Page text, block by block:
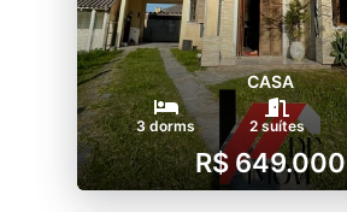
CASA
3 dorms 2 suítes
R$ 649.000